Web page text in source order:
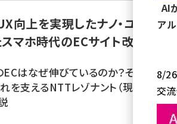
向上を実現したナノ・ユニ
マホ時代のECサイト改善策
ECはなぜ伸びているのか？その理由
を支えるNTTレゾナント（現在は
AI
ア
8/26
交